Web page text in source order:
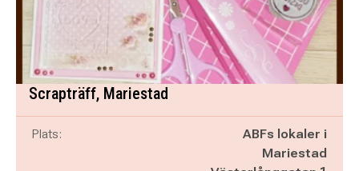
Scrapträff, Mariestad
Plats:
ABFs lokaler i
Mariestad